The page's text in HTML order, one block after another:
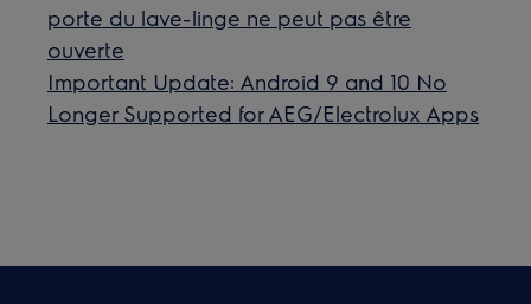
porte du lave-linge ne peut pas être
ouverte
Important Update: Android 9 and 10 No
Longer Supported for AEG/Electrolux Apps